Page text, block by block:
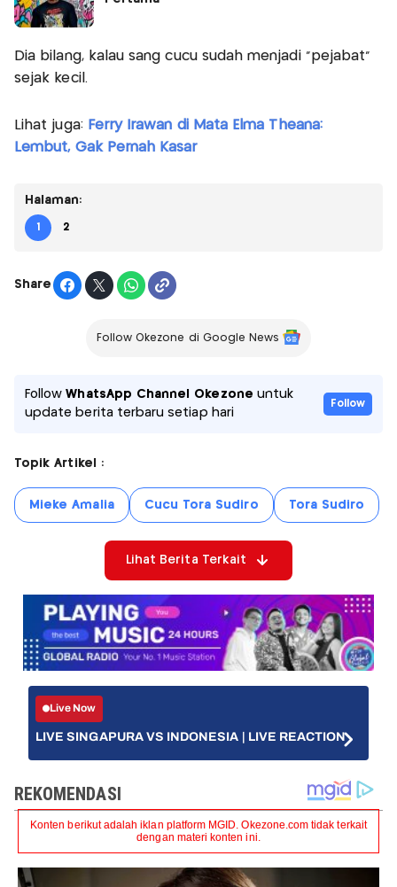
Dia bilang, kalau sang cucu sudah menjadi "pejabat"
sejak kecil.
Lihat juga: Ferry Irawan di Mata Elma Theana:
Lembut, Gak Pernah Kasar
Halaman:
1 2
Share
Follow Okezone di Google News
FollowWhatsApp Channel Okezone untuk
update berita terbaru setiap hari
Follow
Topik Artikel :
Mieke Amalia Cucu Tora Sudiro Tora Sudiro
Lihat Berita Terkait
Live Now
LIVE SINGAPURA VS INDONESIA | LIVE REACTION